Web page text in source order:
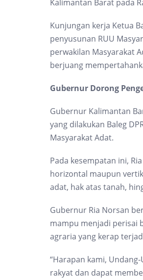
Kalimantan Barat pada
Kunjungan kerja Ketua
penyusunan RUU
perwakilan Masyarakat
berjuang
Gubernur Dorong
Gubernur Kalimantan
yang dilakukan Baleg
Masyarakat Adat.
Pada kesempatan ini,
horizontal maupun
adat, hak atas tanah,
Gubernur Ria Norsan
mampu menjadi perisai
agraria yang kerap
“Harapan kami,
rakyat dan dapat